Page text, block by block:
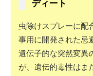
ディート
虫除けスプレーに配
事用に開発された忌
遺伝子的な突然変異
が、遺伝的毒性はま